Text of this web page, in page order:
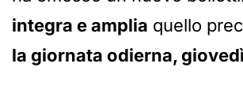
integra e amplia quello
la giornata odierna,